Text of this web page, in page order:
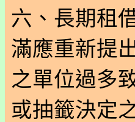
六、長期租
滿應重新提
之單位過多
或抽籤決定